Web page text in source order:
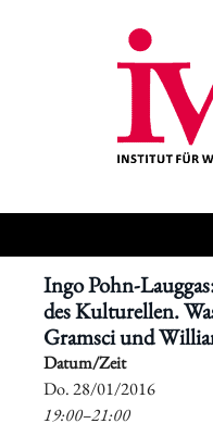
Ingo Pohn-
des Kulturellen.
Gramsci und
Datum/Zeit
​Do. 28/01/2016
19:00–21:00